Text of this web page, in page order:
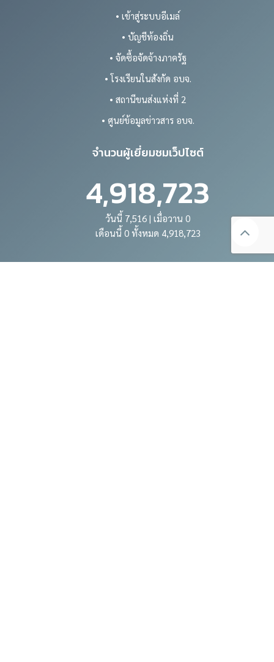
• เข้าสู่ระบบอีเมล์
• บัญชีท้องถิ่น
• จัดซื้อจัดจ้างภาครัฐ
• โรงเรียนในสังกัด อบจ.
• สถานีขนส่งแห่งที่ 2
• ศูนย์ข้อมูลข่าวสาร อบจ.
จำนวนผู้เยี่ยมชมเว็ปไซต์
4,918,723
วันนี้ 7,516 | เมื่อวาน 0
เดือนนี้ 0 ทั้งหมด 4,918,723